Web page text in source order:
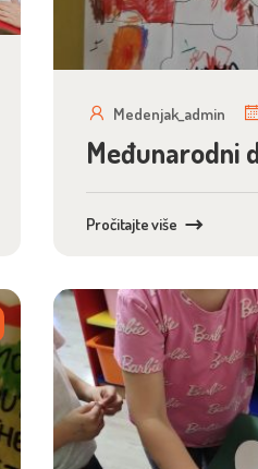
Medenjak_admin
Međunarodni
Pročitajte više